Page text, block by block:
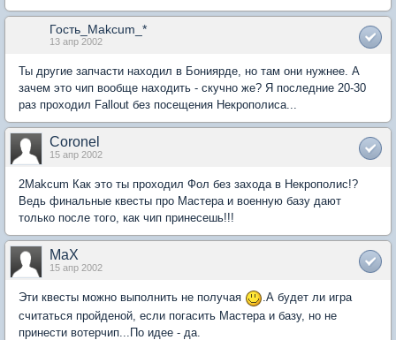
Гость_Makcum_*
13 апр 2002
Ты другие запчасти находил в Бониярде, но там они нужнее. А
зачем это чип вообще находить - скучно же? Я последние 20-30
раз проходил Fallout без посещения Некрополиса...
Coronel
15 апр 2002
2Makcum Как это ты проходил Фол без захода в Некрополис!?
Ведь финальные квесты про Мастера и военную базу дают
только после того, как чип принесешь!!!
MaX
15 апр 2002
Эти квесты можно выполнить не получая
.А будет ли игра
считаться пройденой, если погасить Мастера и базу, но не
принести вотерчип...По идее - да.